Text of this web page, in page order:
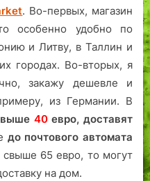
. Во-первых, магазин
особенно удобно по
и Литву, в Таллин и
городах. Во-вторых, я
закажу дешевле и
из Германии. В
40евро, доставят
до почтового автомата
свыше 65 евро, то могут
на дом.